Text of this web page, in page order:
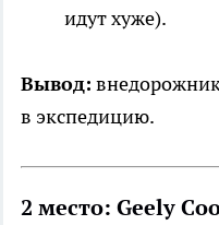
идут хуже).
Вывод:
в экспедицию.
2 место: Geely